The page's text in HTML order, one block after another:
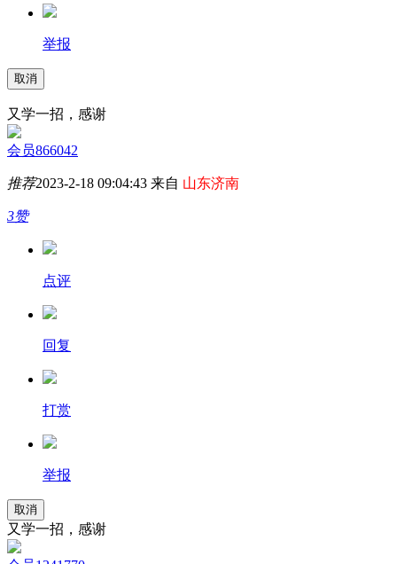
举报
取消
又学一招，感谢
会员866042
推荐2023-2-18 09:04:43 来自 山东济南
3赞
点评
回复
打赏
举报
取消
又学一招，感谢